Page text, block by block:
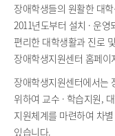
장애학생들의 원활한 대
2011년도부터 설치 · 운
편리한 대학생활과 진로
장애학생지원센터 홈페
장애학생지원센터에서는
위하여 교수 · 학습지원,
지원체계를 마련하여 차
있습니다.